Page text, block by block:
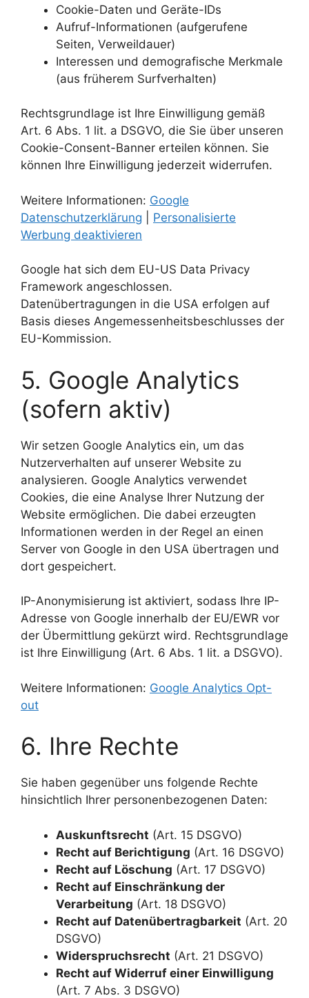
Cookie-Daten und Geräte-IDs
Aufruf-Informationen (aufgerufene
Seiten, Verweildauer)
Interessen und demografische Merkmale
(aus früherem Surfverhalten)
Rechtsgrundlage ist Ihre Einwilligung gemäß
Art. 6 Abs. 1 lit. a DSGVO, die Sie über unseren
Cookie-Consent-Banner erteilen können. Sie
können Ihre Einwilligung jederzeit widerrufen.
Weitere Informationen: Google
Datenschutzerklärung
Personalisierte
Werbung deaktivieren
Google hat sich dem EU-US Data Privacy
Framework angeschlossen.
Datenübertragungen in die USA erfolgen auf
Basis dieses Angemessenheitsbeschlusses der
EU-Kommission.
5. Google Analytics
(sofern aktiv)
Wir setzen Google Analytics ein, um das
Nutzerverhalten auf unserer Website zu
analysieren. Google Analytics verwendet
Cookies, die eine Analyse Ihrer Nutzung der
Website ermöglichen. Die dabei erzeugten
Informationen werden in der Regel an einen
Server von Google in den USA übertragen und
dort gespeichert.
IP-Anonymisierung ist aktiviert, sodass Ihre IP-
Adresse von Google innerhalb der EU/EWR vor
der Übermittlung gekürzt wird. Rechtsgrundlage
ist Ihre Einwilligung (Art. 6 Abs. 1 lit. a DSGVO).
Weitere Informationen: Google Analytics Opt-
out
6. Ihre Rechte
Sie haben gegenüber uns folgende Rechte
hinsichtlich Ihrer personenbezogenen Daten:
Auskunftsrecht (Art. 15 DSGVO)
Recht auf Berichtigung (Art. 16 DSGVO)
Recht auf Löschung (Art. 17 DSGVO)
Recht auf Einschränkung der
Verarbeitung (Art. 18 DSGVO)
Recht auf Datenübertragbarkeit (Art. 20
DSGVO)
Widerspruchsrecht (Art. 21 DSGVO)
Recht auf Widerruf einer Einwilligung
(Art. 7 Abs. 3 DSGVO)